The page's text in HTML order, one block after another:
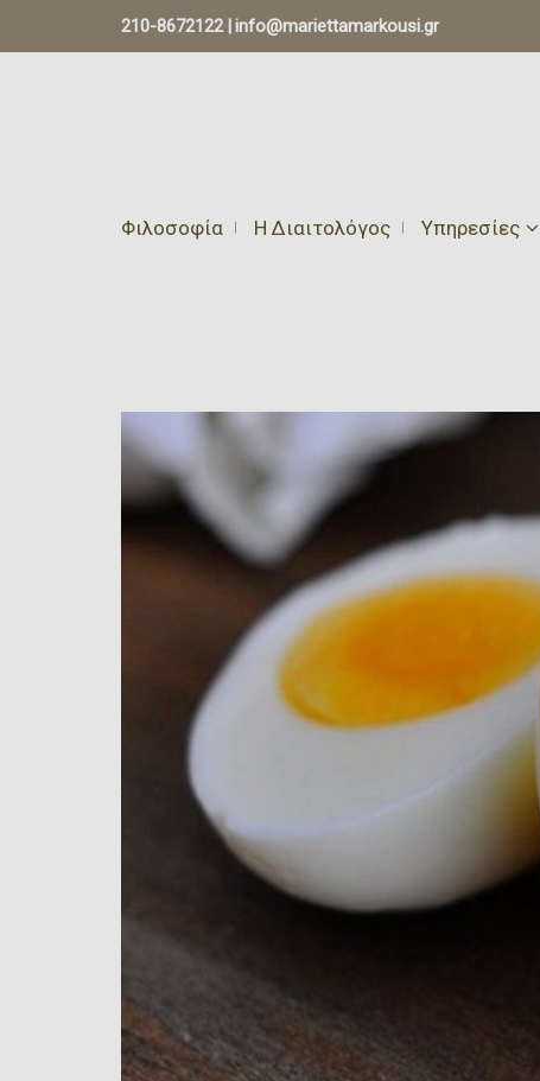
210-8672122 |info@mariettamarkousi.gr
Φιλοσοφία Η Διαιτολόγος Υπηρεσίες